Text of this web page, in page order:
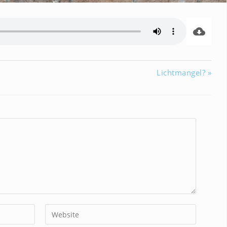
Lichtmangel? »
Gib
deine